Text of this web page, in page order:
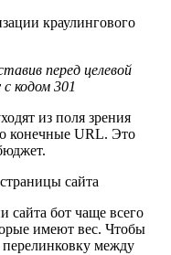
перед целевой
кодом 301
из поля зрения
конечные URL. Это
сайта
сайта бот чаще всего
имеют вес. Чтобы
перелинковку между